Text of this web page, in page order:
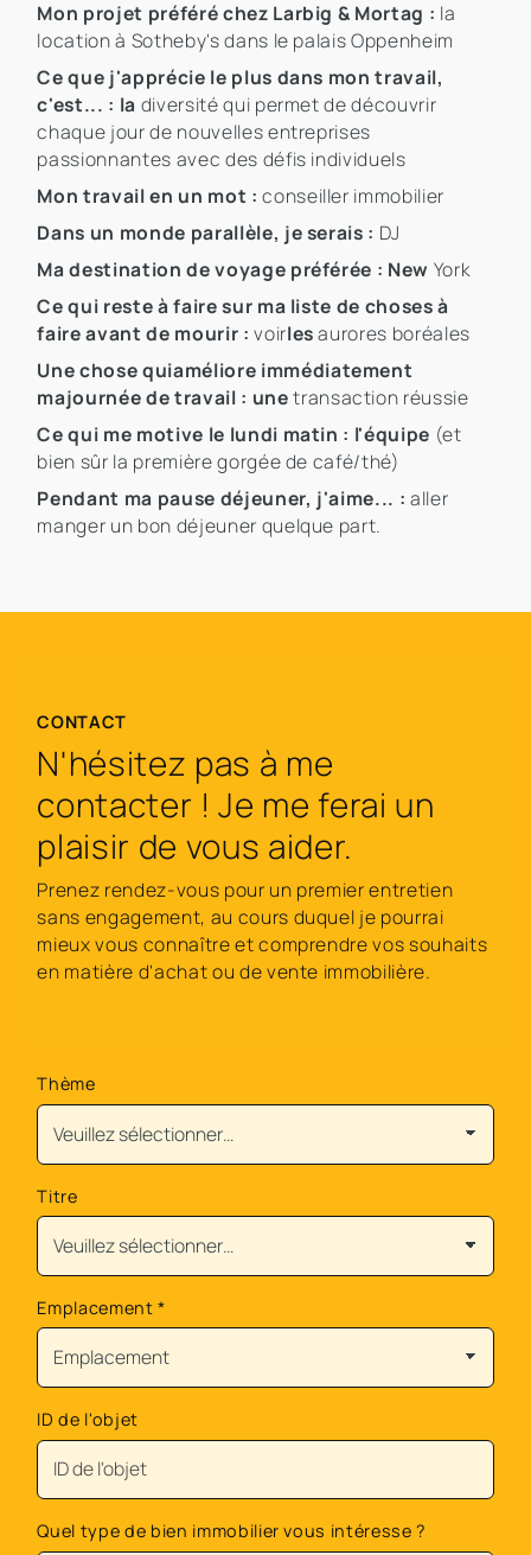
Mon projet préféré chez Larbig & Mortag : la
location à Sotheby's dans le palais Oppenheim
Ce que j'apprécie le plus dans mon travail,
c'est... : la diversité qui permet de découvrir
chaque jour de nouvelles entreprises
passionnantes avec des défis individuels
Mon travail en un mot : conseiller immobilier
Dans un monde parallèle, je serais : DJ
Ma destination de voyage préférée : New York
Ce qui reste à faire sur ma liste de choses à
faire avant de mourir :voirlesaurores boréales
Une chose quiaméliore immédiatement
majournée de travail : unetransaction réussie
Ce qui me motive le lundi matin : l'équipe (et
bien sûr la première gorgée de café/thé)
Pendant ma pause déjeuner, j'aime... : aller
manger un bon déjeuner quelque part.
CONTACT
N'hésitez pas à me
contacter ! Je me ferai un
plaisir de vous aider.
Prenez rendez-vous pour un premier entretien
sans engagement, au cours duquel je pourrai
mieux vous connaître et comprendre vos souhaits
en matière d'achat ou de vente immobilière.
Thème
Titre
Emplacement*
ID de l'objet
Quel type de bien immobilier vous intéresse ?